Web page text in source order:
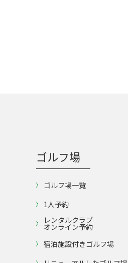
ゴルフ場
ゴルフ場一覧
1人予約
レンタルクラブ
オンライン予約
宿泊施設付きゴルフ場